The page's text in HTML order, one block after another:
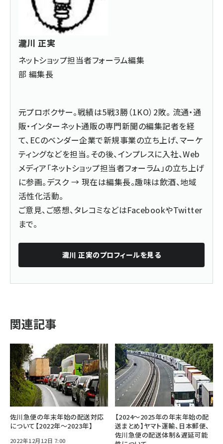
瀧川 正実
ネットショップ担当者フォーラム編集
部 編集長
元プロボクサー。戦績は5戦3勝（1KO）2敗。 流通・通
販・インターネット通販の専門新聞の編集記者を経
て、ECのベンダー企業で新規事業の立ち上げ、マーケ
ティングなどを担当。その後、インプレスに入社、Web
メディア「ネットショップ担当者フォーラム」の立ち上げ
に参画。デスク → 現在は編集長。趣味は飲酒、地域
活性化活動。
ご意見、ご感想、タレコミなどはFacebookやTwitter
まで。
瀧川 正実のプロフィールを見る
関連記事
佐川急便の年末年始の配送対応
について【2022年～2023年】
2022年12月12日 7:00
【2024～2025年の年末年始の配
送まとめ】ヤマト運輸、日本郵便、
佐川急便の配送体制＆遅延可能